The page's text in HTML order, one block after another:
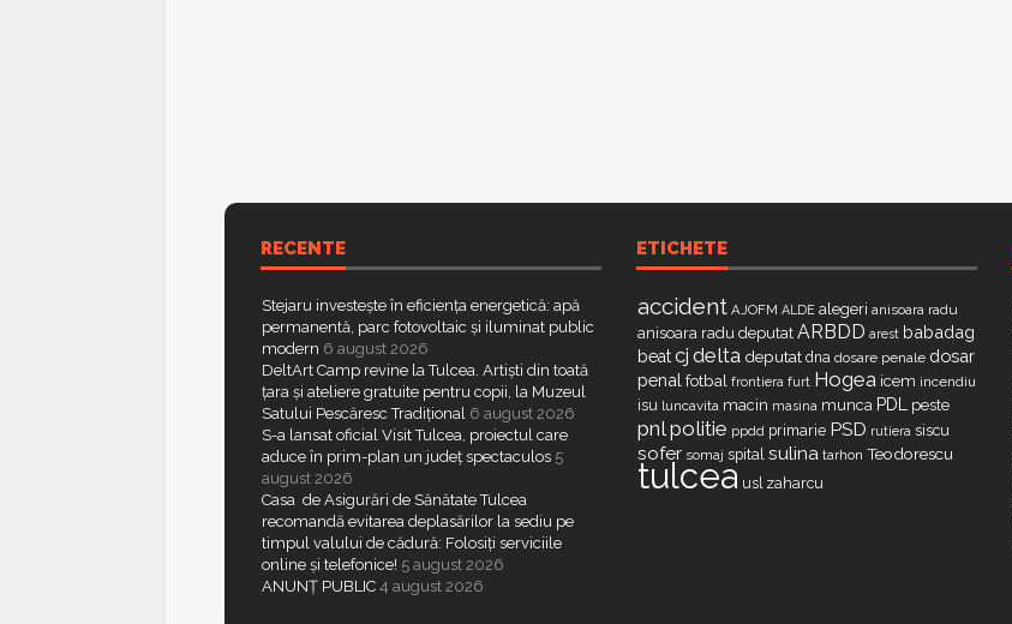
RECENTE
Stejaru investește în eficiența energetică: apă
permanentă, parc fotovoltaic și iluminat public
modern 6 august 2026
DeltArt Camp revine la Tulcea. Artiști din toată
țara și ateliere gratuite pentru copii, la Muzeul
Satului Pescăresc Tradițional 6 august 2026
S-a lansat oficial Visit Tulcea, proiectul care
aduce în prim-plan un județ spectaculos 5
august 2026
Casa de Asigurări de Sănătate Tulcea
recomandă evitarea deplasărilor la sediu pe
timpul valului de cădură: Folosiți serviciile
online și telefonice! 5 august 2026
ANUNȚ PUBLIC 4 august 2026
ETICHETE
accident AJOFM ALDE alegeri anisoara radu
anisoara radu deputat ARBDD arest babadag
beatcj delta deputat dna dosare penale dosar
penal fotbal frontiera furt Hogea icem incendiu
isu luncavita macin masina munca PDL peste
pnl politie ppdd primarie PSD rutiera siscu
sofer somaj spital sulina tarhon Teodorescu
tulcea usl zaharcu